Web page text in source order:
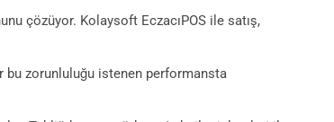
çözüyor. Kolaysoft EczacıPOS ile satış,
bu zorunluluğu istenen performansta